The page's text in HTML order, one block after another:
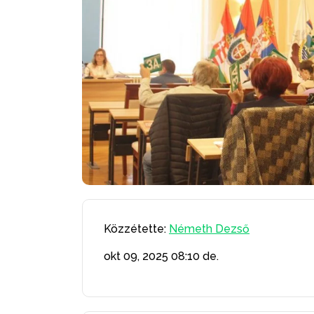
Közzétette: Németh Dezső
okt 09, 2025 08:10 de.